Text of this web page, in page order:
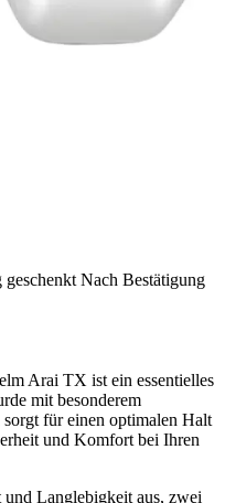
geschenkt Nach Bestätigung
Arai TX ist ein essentielles
mit besonderem
für einen optimalen Halt
und Komfort bei Ihren
und Langlebigkeit aus, zwei